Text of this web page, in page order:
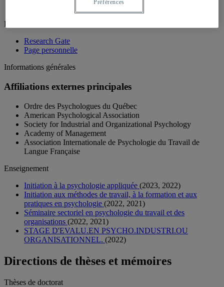
Transfert de connaissances
Liens d'intérêt
Research Gate
Page personnelle
Informations générales
Affiliations externes principales
Ordre des Psychologues du Québec
American Psychological Association
Society for Industrial and Organizational Psychology
Academy of Management
Association Internationale de Psychologie du Travail de
Langue Française
Enseignement
Initiation à la psychologie appliquée (2023, 2022)
Initiation aux méthodes de travail, à la formation et aux
pratiques en psychologie (2022, 2021)
Séminaire sectoriel en psychologie du travail et des
organisations (2022, 2021)
STAGE D'EVALU.EN PSYCHO.INDUSTRI.OU
ORGANISATIONNEL. (2022)
Directions de thèses et mémoires
Thèses de doctorat
Préférences